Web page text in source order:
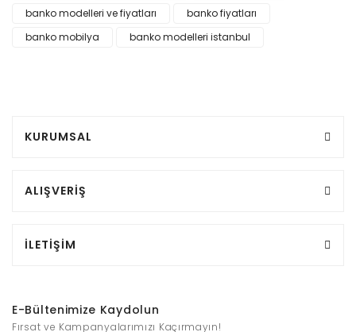
banko modelleri ve fiyatları
banko fiyatları
banko mobilya
banko modelleri istanbul
KURUMSAL
ALIŞVERİŞ
İLETİŞİM
E-Bültenimize Kaydolun
Fırsat ve Kampanyalarımızı Kaçırmayın!